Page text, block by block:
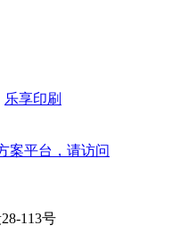
乐享印刷
案平台‌，请访问
113号